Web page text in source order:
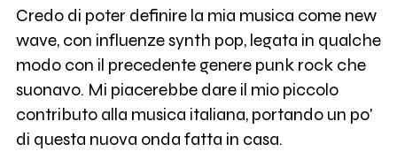
Credo di poter definire la mia musica come new
wave, con influenze synth pop, legata in qualche
modo con il precedente genere punk rock che
suonavo. Mi piacerebbe dare il mio piccolo
contributo alla musica italiana, portando un po'
di questa nuova onda fatta in casa.